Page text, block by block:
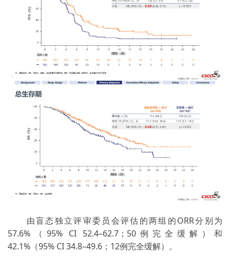
由盲态独立评审委员会评估的两组的ORR分别为
57.6% （ 95% CI 52.4–62.7 ； 50 例完全缓解）和
42.1% （95% CI 34.8–49.6 ； 12例完全缓解）。